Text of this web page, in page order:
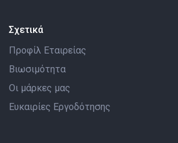
Σχετικά
Προφίλ Εταιρείας
Βιωσιμότητα
Οι μάρκες μας
Ευκαιρίες Εργοδότησης